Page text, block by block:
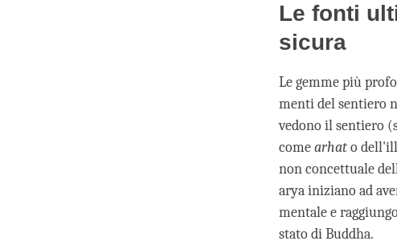
Le fonti
sicura
Le gemme più
menti del sentiero
vedono il sentiero
comearhato
non concettuale
arya iniziano ad
mentale e
stato di Buddha.